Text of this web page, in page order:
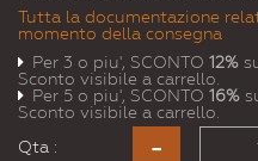
Tutta la documentazione
momento della consegna
Per 3 o piu', SCONTO 12%
Sconto visibile a carrello.
Per 5 o piu', SCONTO 16%
Sconto visibile a carrello.
Qta :